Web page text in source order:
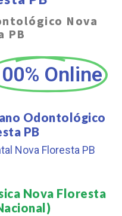
Nova
PB
Online
Odontológico
PB
Nova Floresta PB
Nova Floresta